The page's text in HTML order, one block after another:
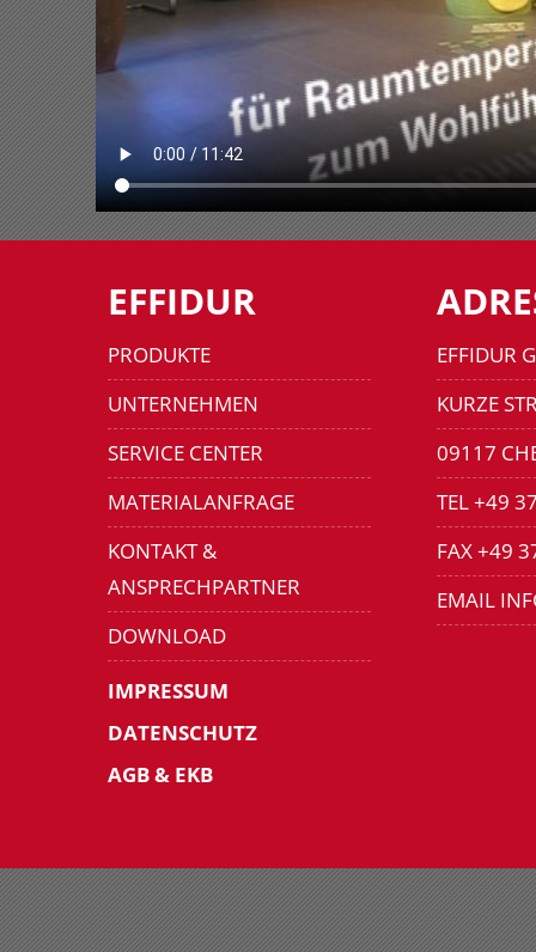
EFFIDUR
PRODUKTE
UNTERNEHMEN
SERVICE CENTER
MATERIALANFRAGE
KONTAKT &
ANSPRECHPARTNER
DOWNLOAD
IMPRESSUM
DATENSCHUTZ
AGB & EKB
EFFIDUR
KURZE
09117
TEL +49
FAX +49
EMAIL